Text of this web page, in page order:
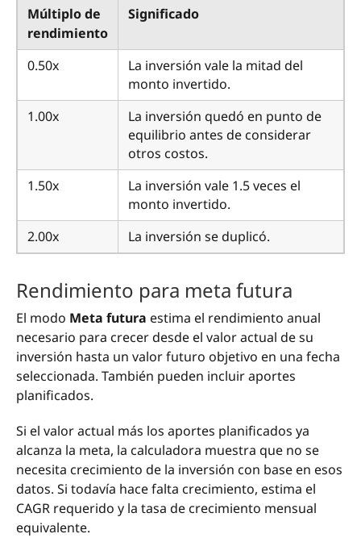
Múltiplo de
rendimiento
Significado
0.50x
La inversión vale la mitad del
monto invertido.
1.00x
La inversión quedó en punto de
equilibrio antes de considerar
otros costos.
1.50x
La inversión vale 1.5 veces el
monto invertido.
2.00x
La inversión se duplicó.
Rendimiento para meta futura
El modo Meta futura estima el rendimiento anual
necesario para crecer desde el valor actual de su
inversión hasta un valor futuro objetivo en una fecha
seleccionada. También pueden incluir aportes
planificados.
Si el valor actual más los aportes planificados ya
alcanza la meta, la calculadora muestra que no se
necesita crecimiento de la inversión con base en esos
datos. Si todavía hace falta crecimiento, estima el
CAGR requerido y la tasa de crecimiento mensual
equivalente.